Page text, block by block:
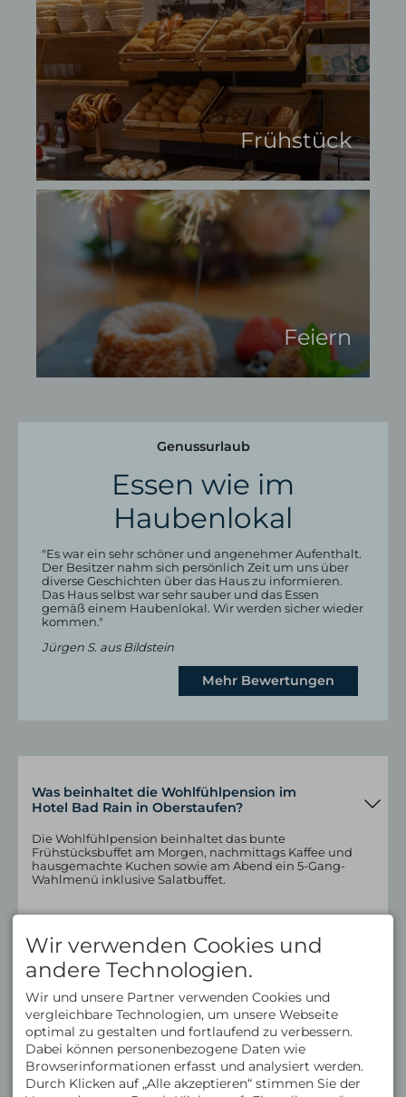
Frühstück
Feiern
Genussurlaub
Essen wie im
Haubenlokal
"Es war ein sehr schöner und angenehmer Aufenthalt.
Der Besitzer nahm sich persönlich Zeit um uns über
diverse Geschichten über das Haus zu informieren.
Das Haus selbst war sehr sauber und das Essen
gemäß einem Haubenlokal. Wir werden sicher wieder
kommen."
Jürgen S. aus Bildstein
Mehr Bewertungen
Was beinhaltet die Wohlfühlpension im
Hotel Bad Rain in Oberstaufen?
Die Wohlfühlpension beinhaltet das bunte
Frühstücksbuffet am Morgen, nachmittags Kaffee und
hausgemachte Kuchen sowie am Abend ein 5-Gang-
Wahlmenü inklusive Salatbuffet.
Bietet das Hotel Bad Rain seinen Gästen
auch vegetarische und vegane Menüs an?
Ja, das Restaurant bereitet auch vegetarische und vegane
Gerichte zu. Hotelgäste, die sich vegan ernähren, geben
dem Hotel idealerweise vor dem Aufenthalt Bescheid,
damit die Gastgeber das kulinarische Verwöhnprogramm
entsprechend vielseitig vorbereiten können.
Wir verwenden Cookies und
andere Technologien.
Wir und unsere Partner verwenden Cookies und
vergleichbare Technologien, um unsere Webseite
optimal zu gestalten und fortlaufend zu verbessern.
Dabei können personenbezogene Daten wie
Browserinformationen erfasst und analysiert werden.
Durch Klicken auf „Alle akzeptieren“ stimmen Sie der